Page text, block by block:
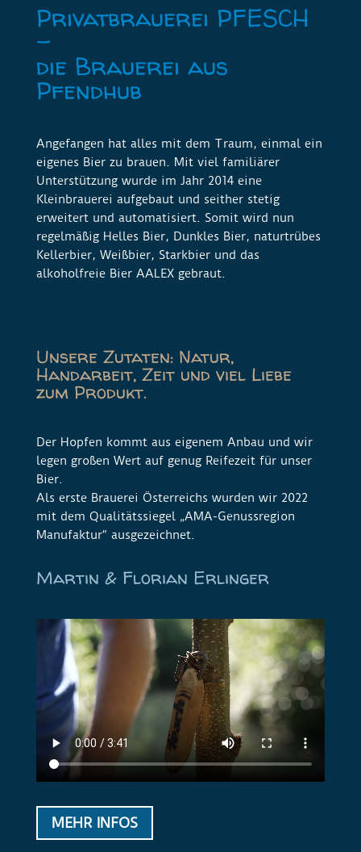
Privatbrauerei PFESCH
–
die Brauerei aus
Pfendhub
Angefangen hat alles mit dem Traum, einmal ein
eigenes Bier zu brauen. Mit viel familiärer
Unterstützung wurde im Jahr 2014 eine
Kleinbrauerei aufgebaut und seither stetig
erweitert und automatisiert. Somit wird nun
regelmäßig Helles Bier, Dunkles Bier, naturtrübes
Kellerbier, Weißbier, Starkbier und das
alkoholfreie Bier AALEX gebraut.
Unsere Zutaten: Natur,
Handarbeit, Zeit und viel Liebe
zum Produkt.
Der Hopfen kommt aus eigenem Anbau und wir
legen großen Wert auf genug Reifezeit für unser
Bier.
Als erste Brauerei Österreichs wurden wir 2022
mit dem Qualitätssiegel „AMA-Genussregion
Manufaktur“ ausgezeichnet.
Martin & Florian Erlinger
MEHR INFOS